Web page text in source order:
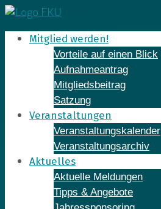
Skip
to
contentMitglied werden!
Vorteile auf einen Blick
Aufnahmeantrag
Mitgliedsbeitrag
Satzung
Veranstaltungen
Veranstaltungskalender
Veranstaltungsarchiv
Aktuelles
Aktuelle Meldungen
Tipps & Angebote